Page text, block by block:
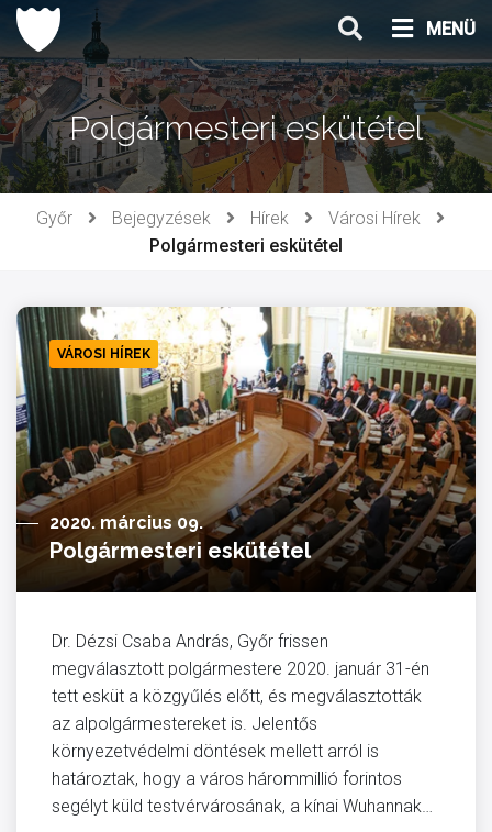
Ugrás
tartalomhoz
MENÜ
Polgármesteri eskütétel
Győr Bejegyzések Hírek
Városi Hírek
Polgármesteri eskütétel
VÁROSI HÍREK
2020. március 09.
Polgármesteri eskütétel
Dr. Dézsi Csaba András, Győr frissen
megválasztott polgármestere 2020. január 31-én
tett esküt a közgyűlés előtt, és megválasztották
az alpolgármestereket is. Jelentős
környezetvédelmi döntések mellett arról is
határoztak, hogy a város hárommillió forintos
segélyt küld testvérvárosának, a kínai Wuhannak…